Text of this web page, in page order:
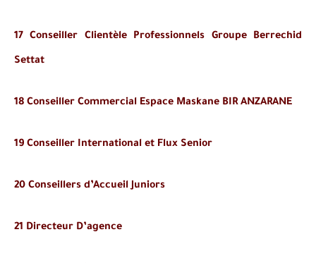
17 Conseiller Clientèle Professionnels Groupe Berrechid
Settat
18 Conseiller Commercial Espace Maskane BIR ANZARANE
19 Conseiller International et Flux Senior
20 Conseillers d’Accueil Juniors
21 Directeur D’agence